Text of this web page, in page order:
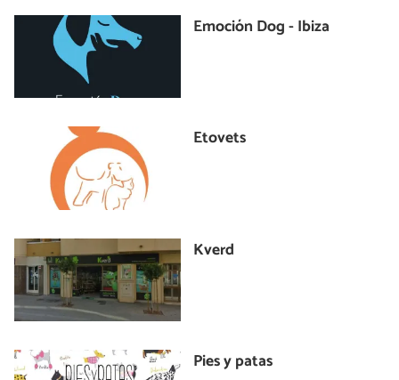
Emoción Dog - Ibiza
Etovets
Kverd
Pies y patas